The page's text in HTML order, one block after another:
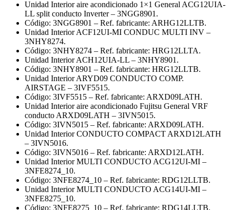
Unidad Interior aire acondicionado 1×1 General ACG12UIA-
LL split conducto Inverter – 3NGG8901.
Código: 3NGG8901 – Ref. fabricante: ARHG12LLTB.
Unidad Interior ACF12UI-MI CONDUC MULTI INV –
3NHY8274.
Código: 3NHY8274 – Ref. fabricante: HRG12LLTA.
Unidad Interior ACH12UIA-LL – 3NHY8901.
Código: 3NHY8901 – Ref. fabricante: HRG12LLTB.
Unidad Interior ARYD09 CONDUCTO COMP.
AIRSTAGE – 3IVF5515.
Código: 3IVF5515 – Ref. fabricante: ARXD09LATH.
Unidad Interior aire acondicionado Fujitsu General VRF
conducto ARXD09LATH – 3IVN5015.
Código: 3IVN5015 – Ref. fabricante: ARXD09LATH.
Unidad Interior CONDUCTO COMPACT ARXD12LATH
– 3IVN5016.
Código: 3IVN5016 – Ref. fabricante: ARXD12LATH.
Unidad Interior MULTI CONDUCTO ACG12UI-MI –
3NFE8274_10.
Código: 3NFE8274_10 – Ref. fabricante: RDG12LLTB.
Unidad Interior MULTI CONDUCTO ACG14UI-MI –
3NFE8275_10.
Código: 3NFE8275_10 – Ref. fabricante: RDG14LLTB.